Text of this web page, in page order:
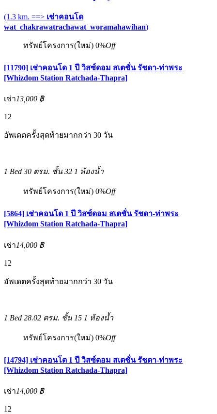
(1.3 km. ==> เช่าคอนโด
wat_chakrawatrachawat_woramahawihan)
ทรัพย์โครงการ(ใหม่) 0%Off
[11790] เช่าคอนโด 1 ปี วิสซ์ดอม สเตชั่น รัชดา-ท่าพระ
[Whizdom Station Ratchada-Thapra]
เช่า13,000 ฿
12
อัพเดตครั้งสุดท้ายมากกว่า 30 วัน
1 Bed 30 ตรม. ชั้น 32 1 ห้องน้ำ
ทรัพย์โครงการ(ใหม่) 0%Off
[5864] เช่าคอนโด 1 ปี วิสซ์ดอม สเตชั่น รัชดา-ท่าพระ
[Whizdom Station Ratchada-Thapra]
เช่า14,000 ฿
12
อัพเดตครั้งสุดท้ายมากกว่า 30 วัน
1 Bed 28.02 ตรม. ชั้น 15 1 ห้องน้ำ
ทรัพย์โครงการ(ใหม่) 0%Off
[14794] เช่าคอนโด 1 ปี วิสซ์ดอม สเตชั่น รัชดา-ท่าพระ
[Whizdom Station Ratchada-Thapra]
เช่า14,000 ฿
12